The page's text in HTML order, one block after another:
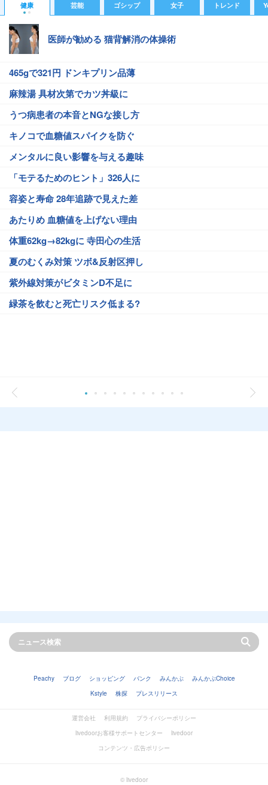
健康 芸能 ゴシップ 女子 トレンド
医師が勧める 猫背解消の体操術
465gで321円 ドンキプリン品薄
麻辣湯 具材次第でカツ丼級に
うつ病患者の本音とNGな接し方
キノコで血糖値スパイクを防ぐ
メンタルに良い影響を与える趣味
「モテるためのヒント」326人に
容姿と寿命 28年追跡で見えた差
あたりめ 血糖値を上げない理由
体重62kg→82kgに 寺田心の生活
夏のむくみ対策 ツボ&反射区押し
紫外線対策がビタミンD不足に
緑茶を飲むと死亡リスク低まる?
Peachy ブログ ショッピング バンク みんかぶ
みんかぶChoice
Kstyle
株探 プレスリリース
運営会社 利用規約
プライバシーポリシー
livedoorお客様サポートセンター
livedoor
コンテンツ・広告ポリシー
© livedoor